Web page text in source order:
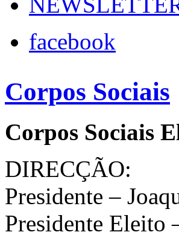
facebook
Corpos Sociais
Corpos Sociais
DIRECÇÃO:
Presidente –
Presidente Eleito